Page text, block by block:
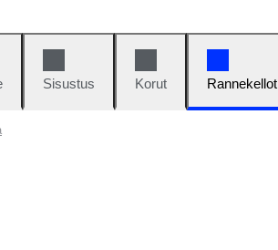
Sisustus Korut Rannekellot